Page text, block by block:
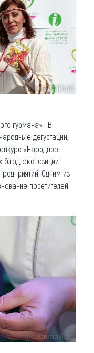
гурмана». В
дегустации,
«Народное
блюд, экспозиции
Одним из
посетителей